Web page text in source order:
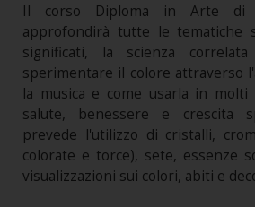
Il corso Diploma in Arte di
approfondirà tutte le tematiche
significati, la scienza
sperimentare il colore attraverso
la musica e come usarla in
salute, benessere e crescita
prevede l'utilizzo di cristalli,
colorate e torce), sete, essenze
visualizzazioni sui colori, abiti e